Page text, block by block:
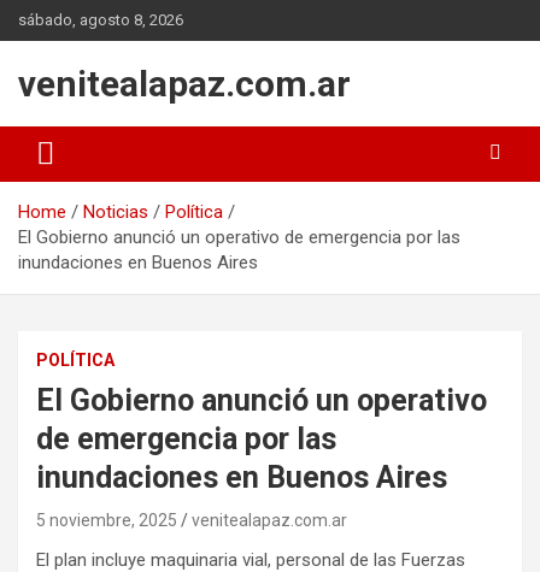
Skip
to
sábado, agosto 8, 2026
venitealapaz.com.ar
Home Noticias
Política
El Gobierno anunció un operativo de emergencia por las
inundaciones en Buenos Aires
POLÍTICA
El Gobierno anunció un operativo
de emergencia por las
inundaciones en Buenos Aires
5 noviembre, 2025 venitealapaz.com.ar
El plan incluye maquinaria vial, personal de las Fuerzas